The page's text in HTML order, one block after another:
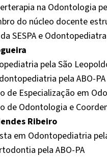
na Odontologia
do núcleo docente
SESPA e
pela São
pela ABO-PA
de Especialização em
de Odontologia e
Ribeiro
em Odontopediatria
pela ABO-PA